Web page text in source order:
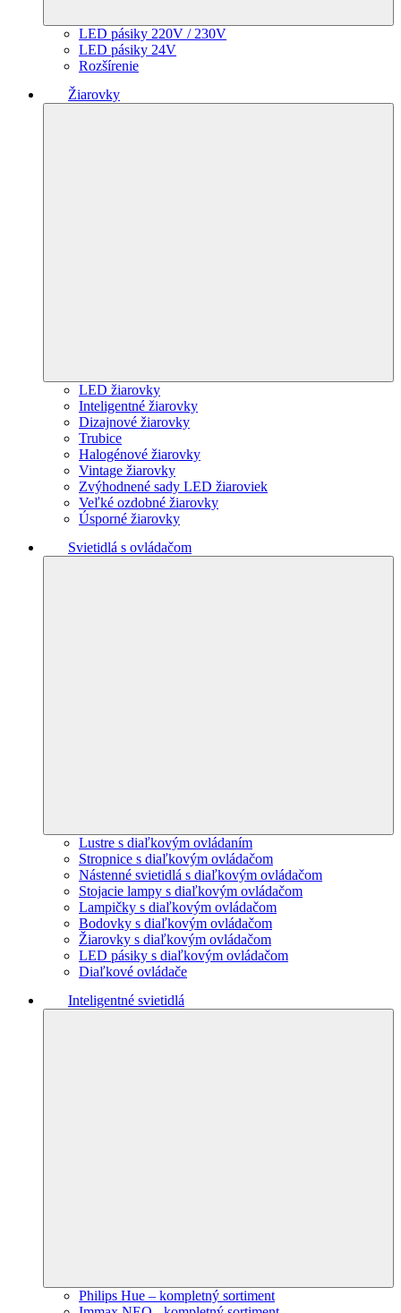
LED pásiky 220V / 230V
LED pásiky 24V
Rozšírenie
Žiarovky
LED žiarovky
Inteligentné žiarovky
Dizajnové žiarovky
Trubice
Halogénové žiarovky
Vintage žiarovky
Zvýhodnené sady LED žiaroviek
Veľké ozdobné žiarovky
Úsporné žiarovky
Svietidlá s ovládačom
Lustre s diaľkovým ovládaním
Stropnice s diaľkovým ovládačom
Nástenné svietidlá s diaľkovým ovládačom
Stojacie lampy s diaľkovým ovládačom
Lampičky s diaľkovým ovládačom
Bodovky s diaľkovým ovládačom
Žiarovky s diaľkovým ovládačom
LED pásiky s diaľkovým ovládačom
Diaľkové ovládače
Inteligentné svietidlá
Philips Hue – kompletný sortiment